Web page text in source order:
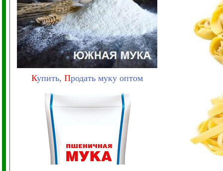
Купить, Продать муку оптом